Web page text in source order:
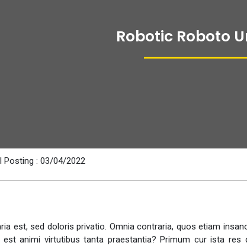
Robotic Roboto
Posting : 03/04/2022
est, sed doloris privatio. Omnia contraria, quos etiam
est animi virtutibus tanta praestantia? Primum cur ista